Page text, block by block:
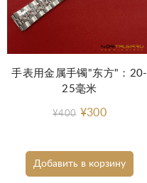
Добавить в корзину
手表用金属手镯"东方"：20-
25毫米
¥400 ¥300